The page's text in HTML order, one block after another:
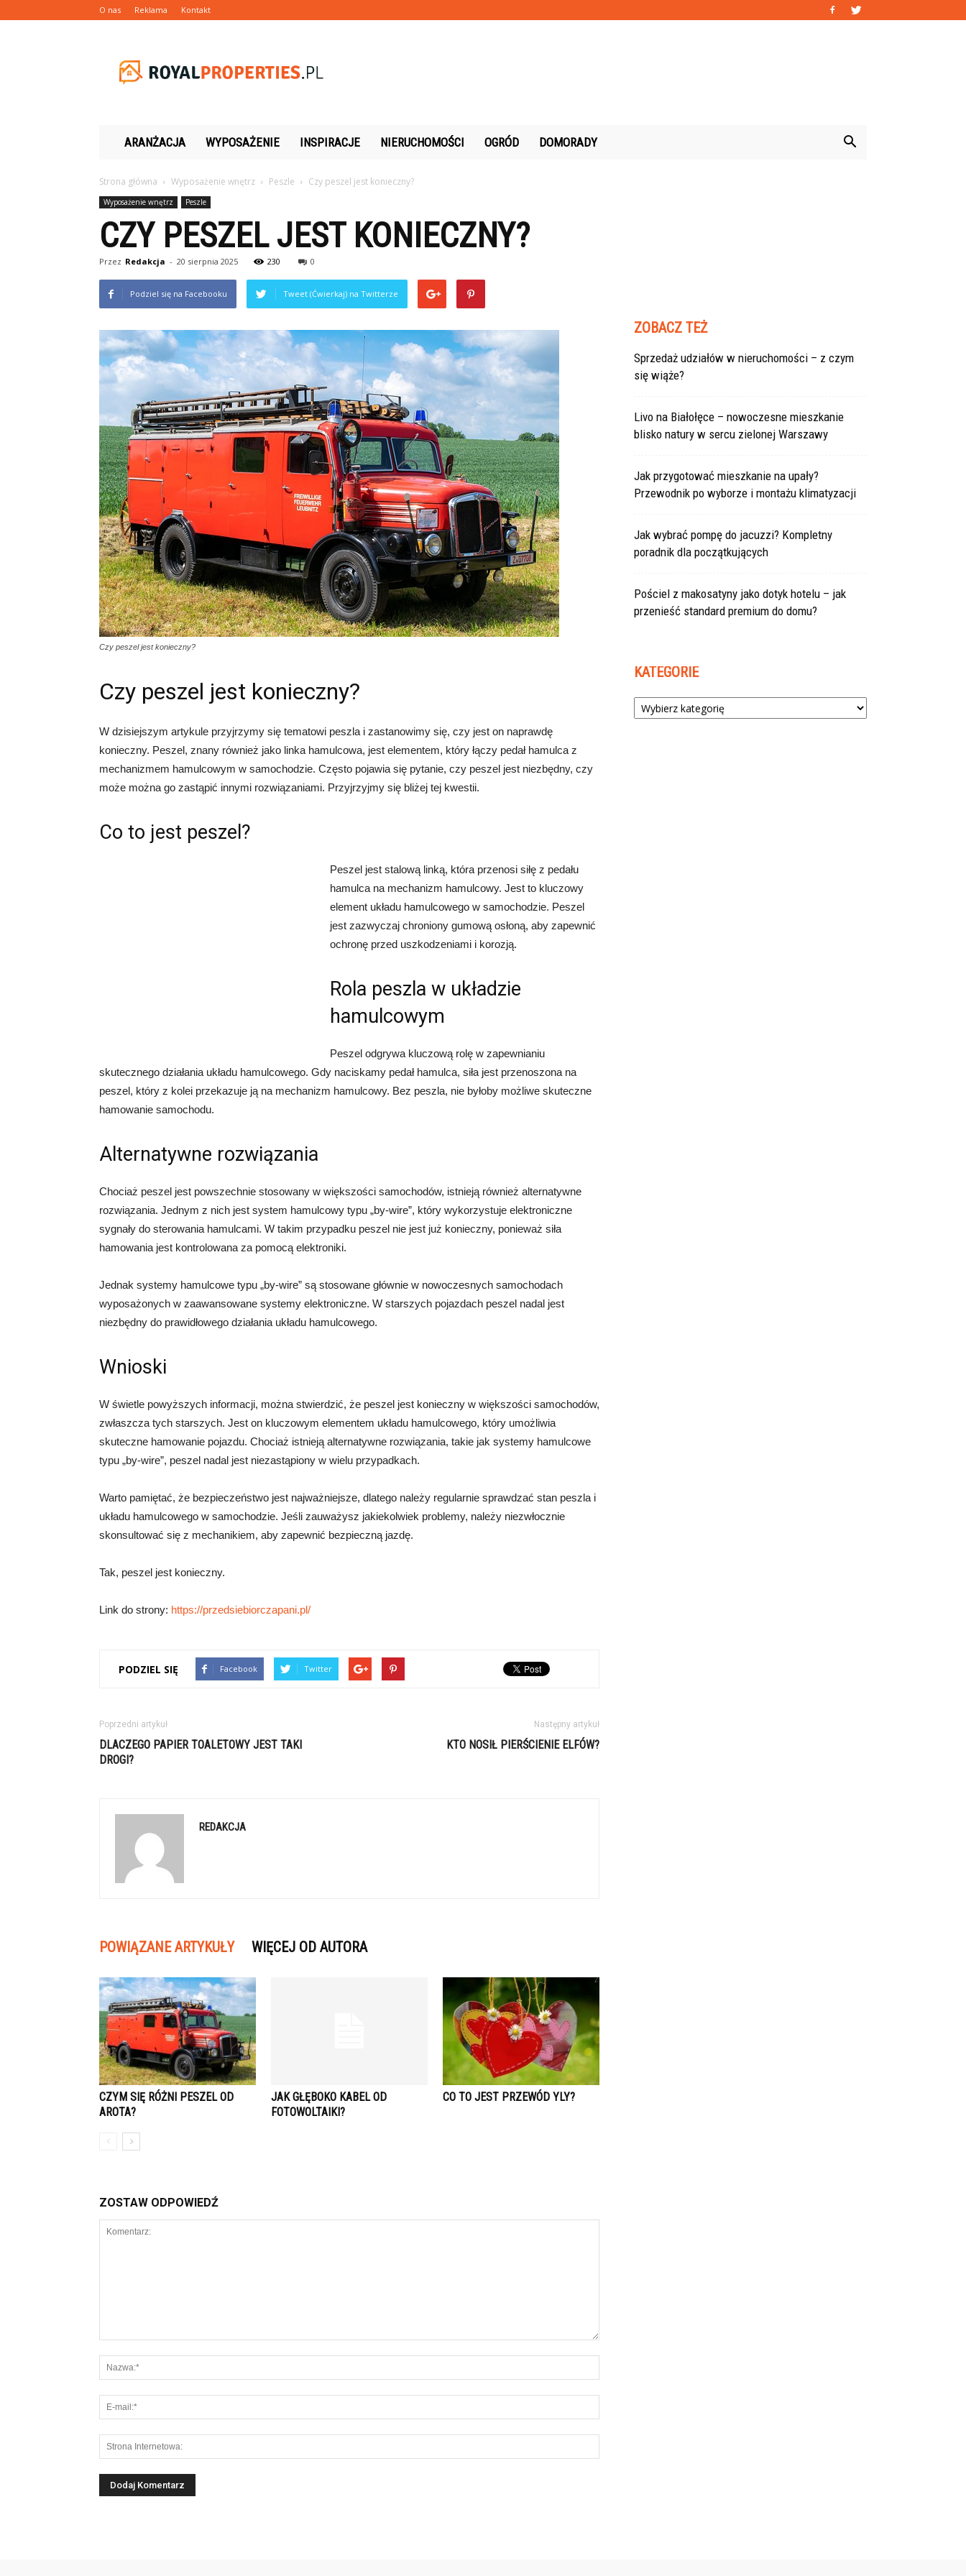
O nas Reklama Kontakt
ARANŻACJA WYPOSAŻENIE INSPIRACJE NIERUCHOMOŚCI OGRÓD DOMORADY
Strona główna Wyposażenie wnętrz Peszle Czy peszel jest konieczny?
Wyposażenie wnętrz Peszle
CZY PESZEL JEST KONIECZNY?
Przez Redakcja - 20 sierpnia 2025 230 0
Podziel się na Facebooku Tweet (Ćwierkaj) na Twitterze
Czy peszel jest konieczny?
Czy peszel jest konieczny?
W dzisiejszym artykule przyjrzymy się tematowi peszla i zastanowimy się, czy jest on naprawdę
konieczny. Peszel, znany również jako linka hamulcowa, jest elementem, który łączy pedał hamulca z
mechanizmem hamulcowym w samochodzie. Często pojawia się pytanie, czy peszel jest niezbędny, czy
może można go zastąpić innymi rozwiązaniami. Przyjrzyjmy się bliżej tej kwestii.
Co to jest peszel?
Peszel jest stalową linką, która przenosi siłę z pedału
hamulca na mechanizm hamulcowy. Jest to kluczowy
element układu hamulcowego w samochodzie. Peszel
jest zazwyczaj chroniony gumową osłoną, aby zapewnić
ochronę przed uszkodzeniami i korozją.
Rola peszla w układzie
hamulcowym
Peszel odgrywa kluczową rolę w zapewnianiu
skutecznego działania układu hamulcowego. Gdy naciskamy pedał hamulca, siła jest przenoszona na
peszel, który z kolei przekazuje ją na mechanizm hamulcowy. Bez peszla, nie byłoby możliwe skuteczne
hamowanie samochodu.
Alternatywne rozwiązania
Chociaż peszel jest powszechnie stosowany w większości samochodów, istnieją również alternatywne
rozwiązania. Jednym z nich jest system hamulcowy typu „by-wire”, który wykorzystuje elektroniczne
sygnały do sterowania hamulcami. W takim przypadku peszel nie jest już konieczny, ponieważ siła
hamowania jest kontrolowana za pomocą elektroniki.
Jednak systemy hamulcowe typu „by-wire” są stosowane głównie w nowoczesnych samochodach
wyposażonych w zaawansowane systemy elektroniczne. W starszych pojazdach peszel nadal jest
niezbędny do prawidłowego działania układu hamulcowego.
Wnioski
W świetle powyższych informacji, można stwierdzić, że peszel jest konieczny w większości samochodów,
zwłaszcza tych starszych. Jest on kluczowym elementem układu hamulcowego, który umożliwia
skuteczne hamowanie pojazdu. Chociaż istnieją alternatywne rozwiązania, takie jak systemy hamulcowe
typu „by-wire”, peszel nadal jest niezastąpiony w wielu przypadkach.
Warto pamiętać, że bezpieczeństwo jest najważniejsze, dlatego należy regularnie sprawdzać stan peszla i
układu hamulcowego w samochodzie. Jeśli zauważysz jakiekolwiek problemy, należy niezwłocznie
skonsultować się z mechanikiem, aby zapewnić bezpieczną jazdę.
Tak, peszel jest konieczny.
Link do strony: https://przedsiebiorczapani.pl/
PODZIEL SIĘ Facebook Twitter
Poprzedni artykuł
DLACZEGO PAPIER TOALETOWY JEST TAKI
DROGI?
Następny artykuł
KTO NOSIŁ PIERŚCIENIE ELFÓW?
REDAKCJA
POWIĄZANE ARTYKUŁY WIĘCEJ OD AUTORA
CZYM SIĘ RÓŻNI PESZEL OD
AROTA?
JAK GŁĘBOKO KABEL OD
FOTOWOLTAIKI?
CO TO JEST PRZEWÓD YLY?
ZOSTAW ODPOWIEDŹ
ZOBACZ TEŻ
Sprzedaż udziałów w nieruchomości – z czym
się wiąże?
Livo na Białołęce – nowoczesne mieszkanie
blisko natury w sercu zielonej Warszawy
Jak przygotować mieszkanie na upały?
Przewodnik po wyborze i montażu klimatyzacji
Jak wybrać pompę do jacuzzi? Kompletny
poradnik dla początkujących
Pościel z makosatyny jako dotyk hotelu – jak
przenieść standard premium do domu?
KATEGORIE
Kategorie